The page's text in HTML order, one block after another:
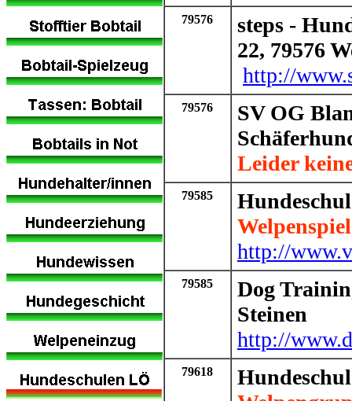
79576
steps -
22, 79576
http://
79576
SV OG
Leider
79585
http://
79585
Dog
Steinen
http://
79618